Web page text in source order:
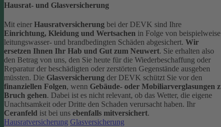
Hausrat- und Glasversicherung
Mit einer Hausratversicherung bei der DEVK sind Ihre
Einrichtung, Kleidung und Wertsachen in Folge von beispielweise
leitungswasser- und brandbedingten Schäden abgesichert. Wir
ersetzen Ihnen Ihr Hab und Gut zum Neuwert. Sie erhalten also
den Betrag von uns, den Sie heute für die Wiederbeschaffung oder
Reparatur der beschädigten oder zerstörten Gegenstände ausgeben
müssten. Die Glasversicherung der DEVK schützt Sie vor den
finanziellen Folgen, wenn Gebäude- oder Mobiliarverglasungen
Bruch gehen. Dabei ist es nicht relevant, ob das Wetter, die eigene
Unachtsamkeit oder Dritte den Schaden verursacht haben. Ihr
Ceranfeld ist bei uns ebenfalls mitversichert.
Hausratversicherung Glasversicherung